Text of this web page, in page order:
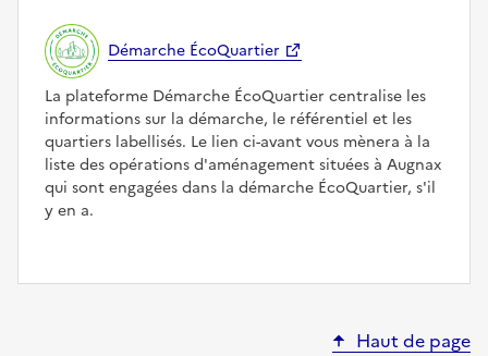
Démarche ÉcoQuartier
La plateforme Démarche ÉcoQuartier centralise les
informations sur la démarche, le référentiel et les
quartiers labellisés. Le lien ci-avant vous mènera à la
liste des opérations d'aménagement situées à Augnax
qui sont engagées dans la démarche ÉcoQuartier, s'il
y en a.
Haut de page